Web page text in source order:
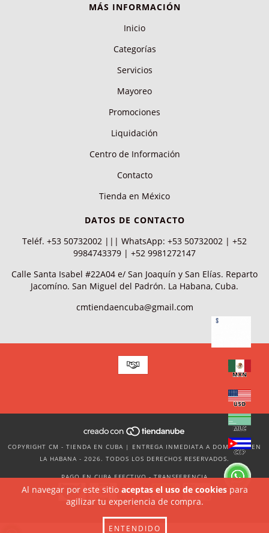
Al navegar por este sitio aceptas el uso de cookiespara
agilizar tu experiencia de compra.
ENTENDIDO
MÁS INFORMACIÓN
Inicio
Categorías
Servicios
Mayoreo
Promociones
Liquidación
Centro de Información
Contacto
Tienda en México
DATOS DE CONTACTO
Teléf. +53 50732002 ||| WhatsApp: +53 50732002 | +52
9984743379 | +52 9981272147
Calle Santa Isabel #22A04 e/ San Joaquín y San Elías. Reparto
Jacomíno. San Miguel del Padrón. La Habana, Cuba.
cmtiendaencuba@gmail.com
COPYRIGHT CM - TIENDA EN CUBA | ENTREGA INMEDIATA A DOMICILIO EN
LA HABANA - 2026. TODOS LOS DERECHOS RESERVADOS.
PAGO EN CUBA EFECTIVO - TRANSFERENCIA